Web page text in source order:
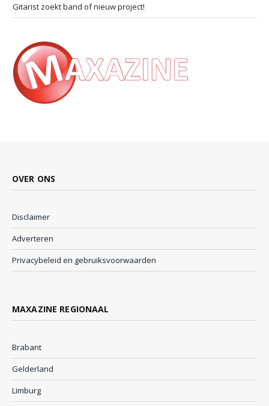
Gitarist zoekt band of nieuw project!
OVER ONS
Disclaimer
Adverteren
Privacybeleid en gebruiksvoorwaarden
MAXAZINE REGIONAAL
Brabant
Gelderland
Limburg